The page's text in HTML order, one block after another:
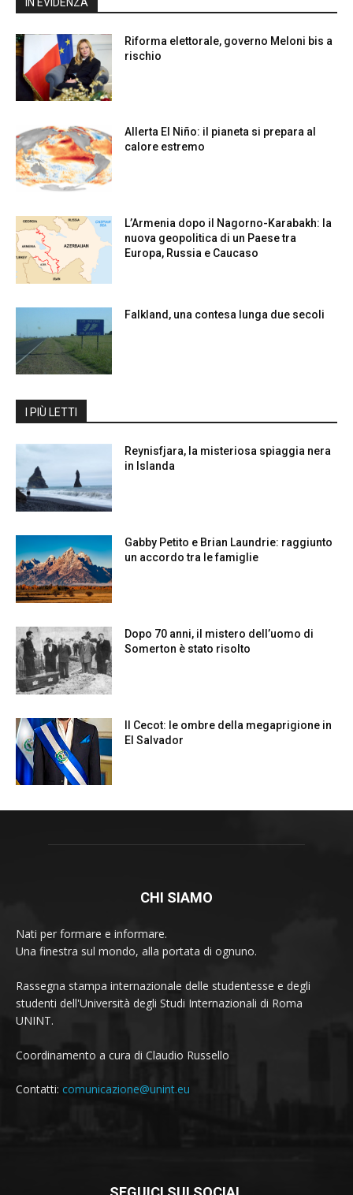
CHI SIAMO
Nati per formare e informare.
Una finestra sul mondo, alla portata di ognuno.
Rassegna stampa internazionale delle studentesse e degli
studenti dell'Università degli Studi Internazionali di Roma
UNINT.
Coordinamento a cura di Claudio Russello
Contatti: comunicazione@unint.eu